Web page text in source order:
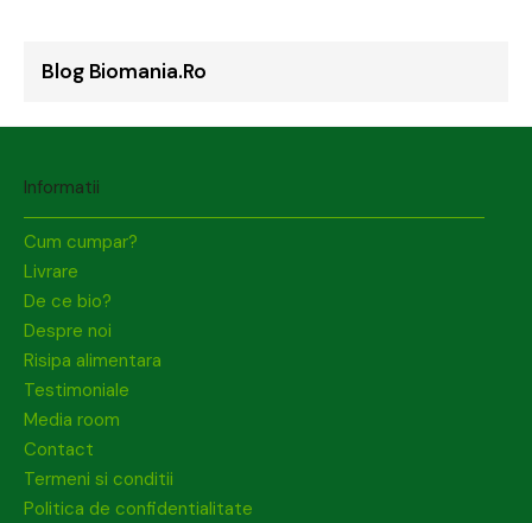
Blog Biomania.ro
Informatii
Cum cumpar?
Livrare
De ce bio?
Despre noi
Risipa alimentara
Testimoniale
Media room
Contact
Termeni si conditii
Politica de confidentialitate